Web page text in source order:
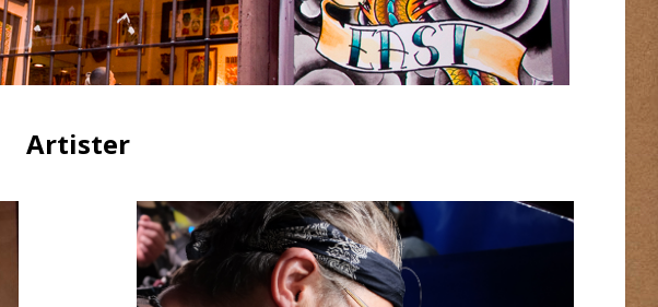
Artister